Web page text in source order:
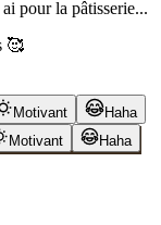
pour la pâtisserie...
🥰
Motivant
Haha
Motivant
Haha